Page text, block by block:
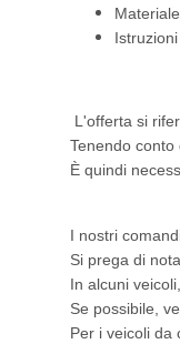
L'offerta si
Tenendo
È quindi
I nostri
Si prega di
In alcuni
Se possibile,
Per i veicoli da